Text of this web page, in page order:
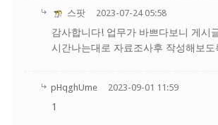
스팟 2023-07-24 05:58
감사합니다! 업무가 바쁘다보니 게시
시간나는대로 자료조사후 작성해보도
pHqghUme 2023-09-01 11:59
1